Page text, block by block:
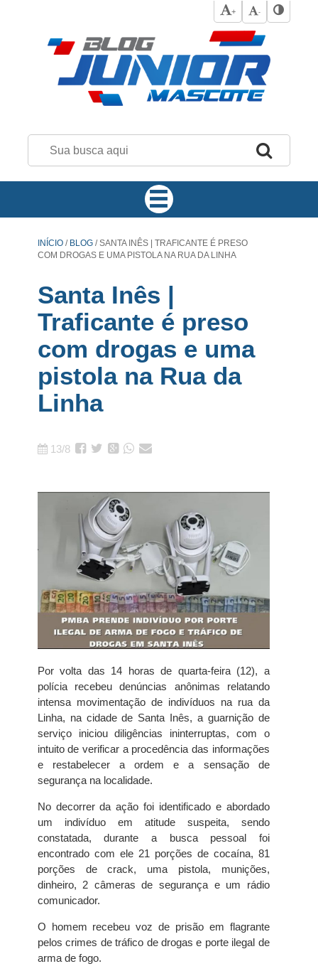
+ -
INÍCIO / BLOG /SANTA INÊS | TRAFICANTE É PRESO
COM DROGAS E UMA PISTOLA NA RUA DA LINHA
Santa Inês |
Traficante é preso
com drogas e uma
pistola na Rua da
Linha
13/8
Por volta das 14 horas de quarta-feira (12), a
polícia recebeu denúncias anônimas relatando
intensa movimentação de indivíduos na rua da
Linha, na cidade de Santa Inês, a guarnição de
serviço iniciou diligências ininterruptas, com o
intuito de verificar a procedência das informações
e restabelecer a ordem e a sensação de
segurança na localidade.
No decorrer da ação foi identificado e abordado
um indivíduo em atitude suspeita, sendo
constatada, durante a busca pessoal foi
encontrado com ele 21 porções de cocaína, 81
porções de crack, uma pistola, munições,
dinheiro, 2 câmeras de segurança e um rádio
comunicador.
O homem recebeu voz de prisão em flagrante
pelos crimes de tráfico de drogas e porte ilegal de
arma de fogo.